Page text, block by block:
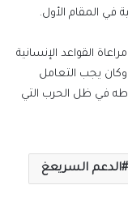
في المقام الأول.
القواعد الإنسانية
وكان يجب التعامل
في ظل الحرب التي
الدعم السريعغ